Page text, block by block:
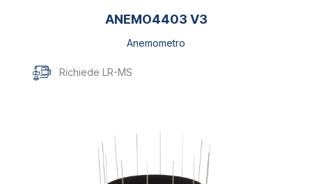
ANEMO4403 V3
Anemometro
Richiede LR-MS